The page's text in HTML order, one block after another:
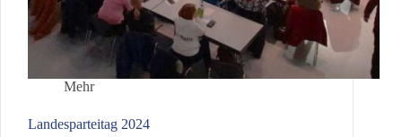
Mehr
Landesparteitag 2024